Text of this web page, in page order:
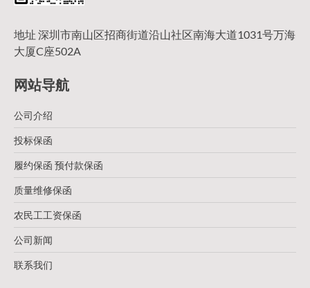
地址 深圳市南山区招商街道沿山社区南海大道1031号万海
大厦C座502A
网站导航
公司介绍
投标保函
履约保函 预付款保函
质量维修保函
农民工工资保函
公司新闻
联系我们